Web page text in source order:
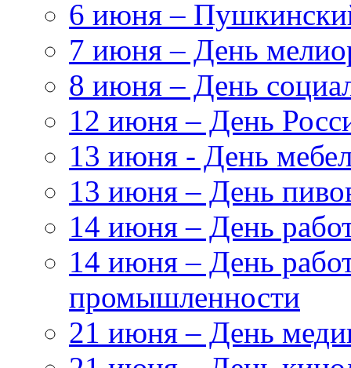
6 июня –
7 июня – День
8 июня – День
12 июня – День
13 июня - День
13 июня – День
14 июня – День
14 июня – День
промышленности
21 июня – День